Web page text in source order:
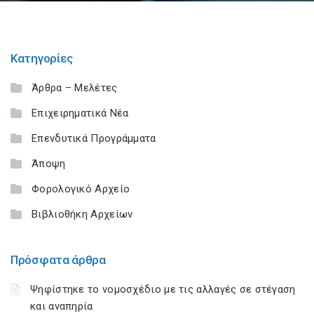
Κατηγορίες
Άρθρα – Μελέτες
Επιχειρηματικά Νέα
Επενδυτικά Προγράμματα
Άποψη
Φορολογικό Αρχείο
Βιβλιοθήκη Αρχείων
Πρόσφατα άρθρα
Ψηφίστηκε το νομοσχέδιο με τις αλλαγές σε στέγαση
και αναπηρία